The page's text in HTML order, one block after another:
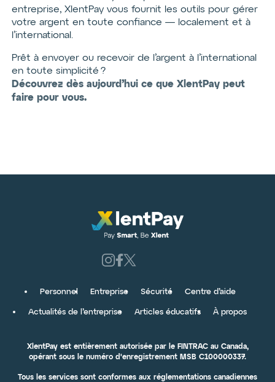
entreprise, XlentPay vous fournit les outils pour gérer
votre argent en toute confiance — localement et à
l’international.
Prêt à envoyer ou recevoir de l’argent à l’international
en toute simplicité ?
Découvrez dès aujourd’hui ce que XlentPay peut
faire pour vous.
Personnel Entreprise Sécurité Centre d’aide
Actualités de l’entreprise Articles éducatifs À propos
XlentPay est entièrement autorisée par le FINTRAC au Canada,
opérant sous le numéro d'enregistrement MSB C100000337.
Tous les services sont conformes aux réglementations canadiennes